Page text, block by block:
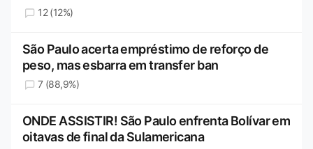
12 (12%)
São Paulo acerta empréstimo de reforço de
peso, mas esbarra em transfer ban
7 (88,9%)
ONDE ASSISTIR! São Paulo enfrenta Bolívar em
oitavas de final da Sulamericana